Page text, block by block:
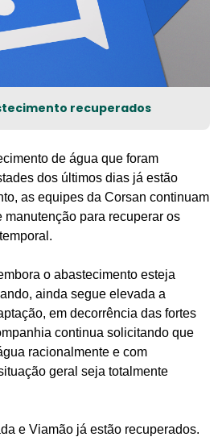
recuperados
de água que foram
dos últimos dias já estão
as equipes da Corsan continuam
manutenção para recuperar os
o abastecimento esteja
ainda segue elevada a
em decorrência das fortes
continua solicitando que
racionalmente e com
geral seja totalmente
e Viamão já estão recuperados.